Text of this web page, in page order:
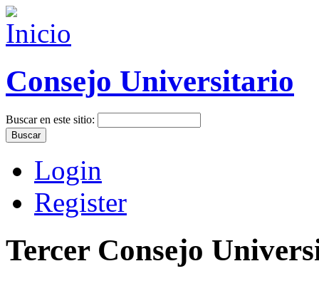
Consejo Universitario
Buscar en este sitio:
Login
Register
Tercer Consejo